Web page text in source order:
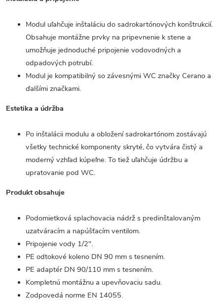
Modul uľahčuje inštaláciu do sadrokartónových konštrukcií.
Obsahuje montážne prvky na pripevnenie k stene a
umožňuje jednoduché pripojenie vodovodných a
odpadových potrubí.
Modul je kompatibilný so závesnými WC značky Cerano a
ďalšími značkami.
Estetika a údržba
Po inštalácii modulu a obložení sadrokartónom zostávajú
všetky technické komponenty skryté, čo vytvára čistý a
moderný vzhľad kúpeľne. To tiež uľahčuje údržbu a
upratovanie pod WC.
Produkt obsahuje
Podomietková splachovacia nádrž s predinštalovaným
uzatváracím a napúšťacím ventilom.
Pripojenie vody 1/2".
PE odtokové koleno DN 90 mm s tesnením.
PE adaptér DN 90/110 mm s tesnením.
Kompletnú montážnu a upevňovaciu sadu.
Zodpovedá norme EN 14055.